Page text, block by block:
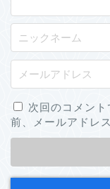
次回のコメン
前、メールアドレ